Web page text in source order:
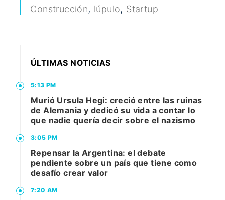
Construcción, lúpulo, Startup
ÚLTIMAS NOTICIAS
5:13 PM
Murió Ursula Hegi: creció entre las ruinas
de Alemania y dedicó su vida a contar lo
que nadie quería decir sobre el nazismo
3:05 PM
Repensar la Argentina: el debate
pendiente sobre un país que tiene como
desafío crear valor
7:20 AM